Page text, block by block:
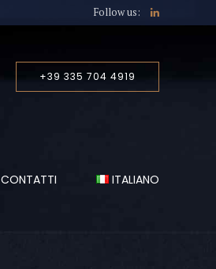
Follow us:
+39 335 704 4919
CONTATTI ITALIANO